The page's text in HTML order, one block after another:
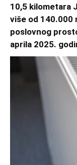
10,5 kilometara
više od 140.000
poslovnog
aprila 2025.